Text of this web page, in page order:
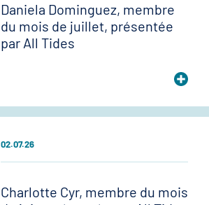
Daniela Dominguez, membre
du mois de juillet, présentée
par All Tides
02.07.26
Charlotte Cyr, membre du mois